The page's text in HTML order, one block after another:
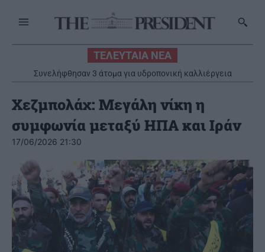
ΤΕΛΕΥΤΑΙΑ ΝΕΑ
Συνελήφθησαν 3 άτομα για υδροπονική καλλιέργεια
δενδρυλλίων κάνναβης
Χεζμπολάχ: Μεγάλη νίκη η
συμφωνία μεταξύ ΗΠΑ και Ιράν
17/06/2026 21:30